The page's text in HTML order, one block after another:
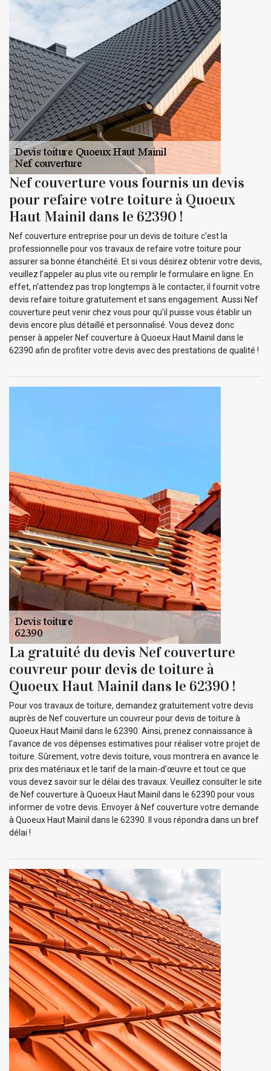
Nef couverture vous fournis un devis
pour refaire votre toiture à Quoeux
Haut Mainil dans le 62390 !
Nef couverture entreprise pour un devis de toiture c'est la
professionnelle pour vos travaux de refaire votre toiture pour
assurer sa bonne étanchéité. Et si vous désirez obtenir votre devis,
veuillez l’appeler au plus vite ou remplir le formulaire en ligne. En
effet, n’attendez pas trop longtemps à le contacter, il fournit votre
devis refaire toiture gratuitement et sans engagement. Aussi Nef
couverture peut venir chez vous pour qu’il puisse vous établir un
devis encore plus détaillé et personnalisé. Vous devez donc
penser à appeler Nef couverture à Quoeux Haut Mainil dans le
62390 afin de profiter votre devis avec des prestations de qualité !
La gratuité du devis Nef couverture
couvreur pour devis de toiture à
Quoeux Haut Mainil dans le 62390 !
Pour vos travaux de toiture, demandez gratuitement votre devis
auprès de Nef couverture un couvreur pour devis de toiture à
Quoeux Haut Mainil dans le 62390. Ainsi, prenez connaissance à
l’avance de vos dépenses estimatives pour réaliser votre projet de
toiture. Sûrement, votre devis toiture, vous montrera en avance le
prix des matériaux et le tarif de la main-d’œuvre et tout ce que
vous devez savoir sur le délai des travaux. Veuillez consulter le site
de Nef couverture à Quoeux Haut Mainil dans le 62390 pour vous
informer de votre devis. Envoyer à Nef couverture votre demande
à Quoeux Haut Mainil dans le 62390. Il vous répondra dans un bref
délai !